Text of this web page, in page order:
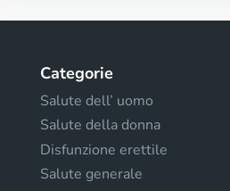
Categorie
Salute dell’ uomo
Salute della donna
Disfunzione erettile
Salute generale